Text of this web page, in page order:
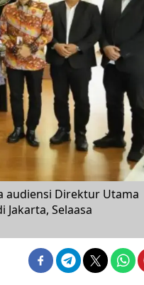
audiensi Direktur Utama
Selaasa